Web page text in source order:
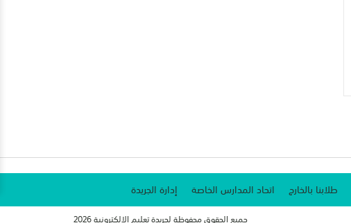
طلابنا بالخارج اتحاد المدارس الخاصة إدارة الجريدة
جميع الحقوق محفوظة لجريدة تعليم الإلكترونية 2026